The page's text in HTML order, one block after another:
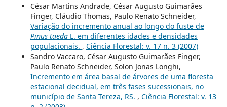
César Martins Andrade, César Augusto Guimarães
Finger, Cláudio Thomas, Paulo Renato Schneider,
Variação do incremento anual ao longo do fuste de
Pinus taedaL. em diferentes idades e densidades
populacionais. , Ciência Florestal: v. 17 n. 3 (2007)
Sandro Vaccaro, César Augusto Guimarães Finger,
Paulo Renato Schneider, Solon Jonas Longhi,
Incremento em área basal de árvores de uma floresta
estacional decidual, em três fases sucessionais, no
município de Santa Tereza, RS. , Ciência Florestal: v. 13